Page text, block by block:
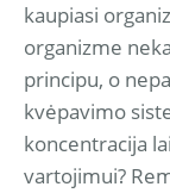
kaupiasi
organizme
principu, o
kvėpavimo
koncentracija
vartojimui?